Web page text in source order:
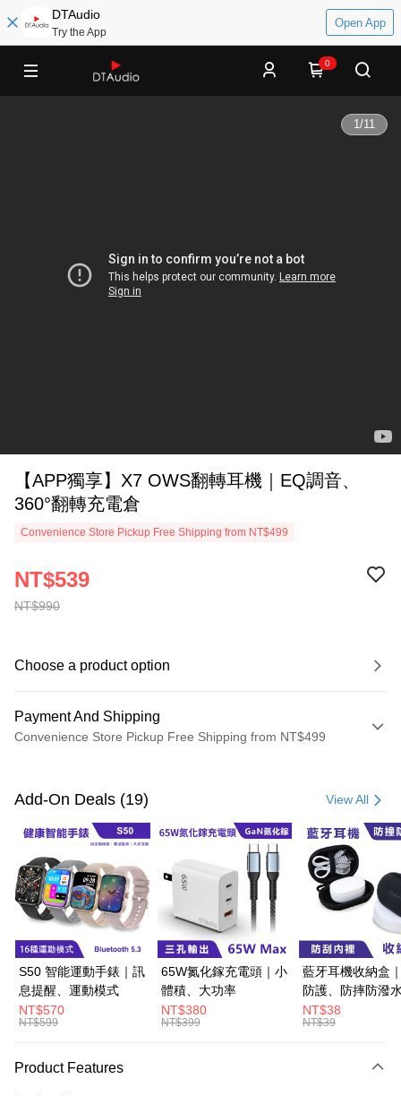
DTAudio
Try the App
Open App
0
1/11
【APP獨享】X7 OWS翻轉耳機｜EQ調音、
360°翻轉充電倉
Convenience Store Pickup Free Shipping from NT$499
NT$990
NT$539
Choose a product option
Payment And Shipping
Convenience Store Pickup Free Shipping from NT$499
Credit Card (Full Payment)
Convenience Store Pickup and Pay
LINE Pay
Apple Pay
JKOPAY
Easy Wallet
Google Pay
ATM Transfer
Shipping Method
Add-On Deals (19) View All
S50 智能運動手錶｜訊
息提醒、運動模式
NT$570
NT$599
65W氮化鎵充電頭｜小
體積、大功率
NT$380
NT$399
藍牙耳機收納盒
防護、防摔防潑
NT$38
NT$39
Product Features